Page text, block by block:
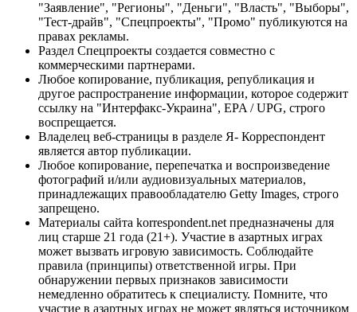
"Заявление", "Регионы", "Деньги", "Власть", "Выборы",
"Тест-драйв", "Спецпроекты", "Промо" публикуются на
правах рекламы.
Раздел Спецпроекты создается совместно с
коммерческими партнерами.
Любое копирование, публикация, републикация и
другое распространение информации, которое содержит
ссылку на "Интерфакс-Украина", EPA / UPG, строго
воспрещается.
Владелец веб-страницы в разделе Я- Корреспондент
является автор публикации.
Любое копирование, перепечатка и воспроизведение
фотографий и/или аудиовизуальных материалов,
принадлежащих правообладателю Getty Images, строго
запрещено.
Материалы сайта korrespondent.net предназначены для
лиц старше 21 года (21+). Участие в азартных играх
может вызвать игровую зависимость. Соблюдайте
правила (принципы) ответственной игры. При
обнаружении первых признаков зависимости
немедленно обратитесь к специалисту. Помните, что
участие в азартных играх не может являться источником